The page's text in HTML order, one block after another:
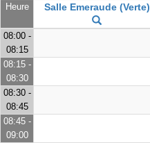
Heure Salle Emeraude (Verte)
08:00 -
08:15
08:15 -
08:30
08:30 -
08:45
08:45 -
09:00